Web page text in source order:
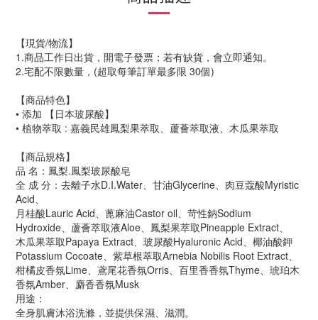
【現貨/物流】
1.商品工作日出貨，開電子發票；若有缺貨，會立即通知。
2.宅配不限數量，(超取每筆訂單最多限 30個)
【商品特色】
• 添加 【日本玻尿酸】
• 植物萃取 : 嘉義民雄鳳梨果萃取、蘆薈萃取液、木瓜果萃取
【商品規格】
品 名：鳳梨.鳳梨玻尿酸皂
全 成 分：去離子水D.I.Water、甘油Glycerine、肉豆蔻酸Myristic
Acid、
月桂酸Lauric Acid、蓖麻油Castor oil、苛性鈉Sodium
Hydroxide、蘆薈萃取液Aloe、鳳梨果萃取Pineapple Extract、
木瓜果萃取Papaya Extract、玻尿酸Hyaluronic Acid、椰油酸鉀
Potassium Cocoate、紫草根萃取Arnebia Nobilis Root Extract、
柑橘皮香氛Lime、鳶尾花香氛Orris、百里香香氛Thyme、琥珀木
香氛Amber、麝香香氛Musk
用途：
全身肌膚沐浴洗滌，並提供保濕、滋潤。